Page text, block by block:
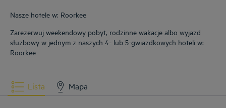
Nasze hotele w: Roorkee
Zarezerwuj weekendowy pobyt, rodzinne wakacje albo wyjazd
służbowy w jednym z naszych 4- lub 5-gwiazdkowych hoteli w:
Roorkee
Lista Mapa